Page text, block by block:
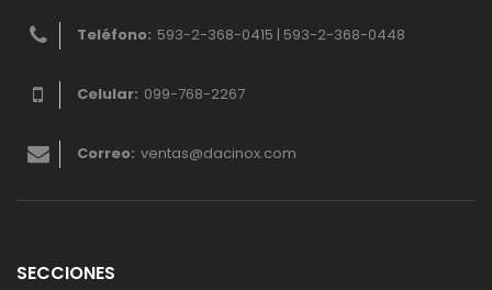
Teléfono: 593-2-368-0415 | 593-2-368-0448
Celular: 099-768-2267
Correo: ventas@dacinox.com
SECCIONES